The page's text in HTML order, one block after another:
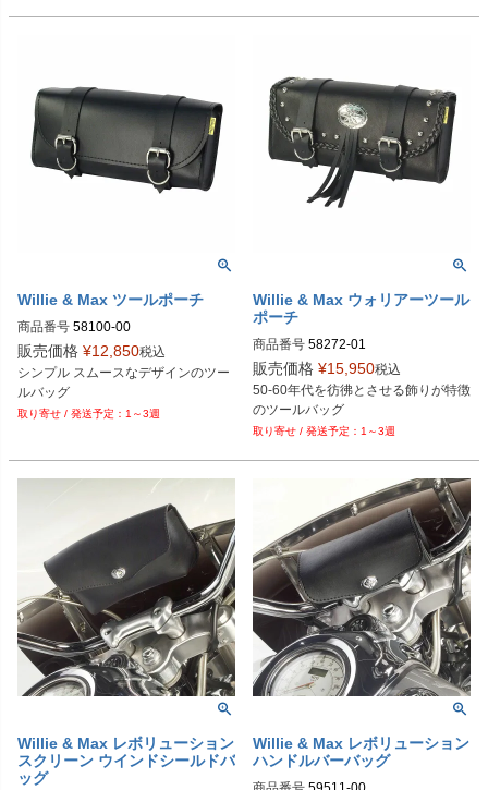
Willie & Max ツールポーチ
商品番号 58100-00
Biker's型番：108144
Drag型番：TP-100
販売価格 ¥12,850税込
シンプル スムースなデザインのツー
ルバッグ
1～3週
Willie & Max ウォリアーツール
ポーチ
商品番号 58272-01
Biker's型番：108140
Drag型番：3503-0028
販売価格 ¥15,950税込
50-60年代を彷彿とさせる飾りが特徴
のツールバッグ
1～3週
Willie & Max レボリューション
スクリーン ウインドシールドバ
ッグ
Willie & Max レボリューション
ハンドルバーバッグ